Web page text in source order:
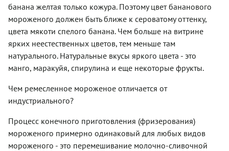
банана желтая только кожура. Поэтому цвет бананового
мороженого должен быть ближе к сероватому оттенку,
цвета мякоти спелого банана. Чем больше на витрине
ярких неестественных цветов, тем меньше там
натурального. Натуральные вкусы яркого цвета - это
манго, маракуйя, спирулина и еще некоторые фрукты.
Чем ремесленное мороженое отличается от
индустриального?
Процесс конечного приготовления (фризерования)
мороженого примерно одинаковый для любых видов
мороженого - это перемешивание молочно-сливочной